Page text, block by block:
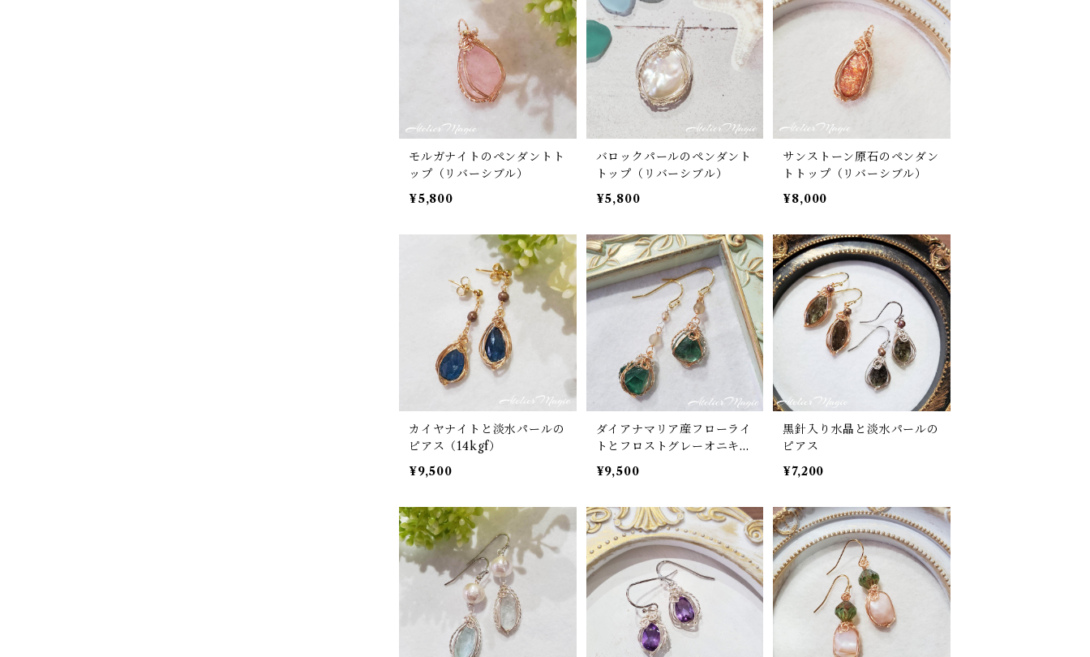
モルガナイトのペンダントト
ップ（リバーシブル）
¥5,800
バロックパールのペンダント
トップ（リバーシブル）
¥5,800
サンストーン原石のペンダン
トトップ（リバーシブル）
¥8,000
カイヤナイトと淡水パールの
ピアス（14kgf）
¥9,500
ダイアナマリア産フローライ
トとフロストグレーオニキス
のピアス
¥9,500
黒針入り水晶と淡水パールの
ピアス
¥7,200